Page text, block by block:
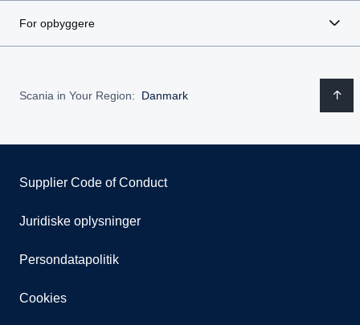
For opbyggere
Scania in Your Region: Danmark
Supplier Code of Conduct
Juridiske oplysninger
Persondatapolitik
Cookies